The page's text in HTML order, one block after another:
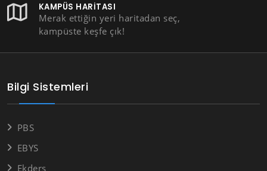
KAMPÜS HARITASI
Merak ettiğin yeri haritadan seç,
kampüste keşfe çık!
Bilgi Sistemleri
PBS
EBYS
Ekders